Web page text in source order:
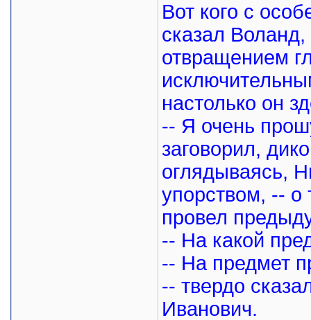
Вот кого с
сказал Воланд,
отвращением
настолько он
-- Я очень
заговорил, дико
оглядываясь,
упорством, -- о
провел
-- На какой
-- На предмет
-- твердо
Иванович.